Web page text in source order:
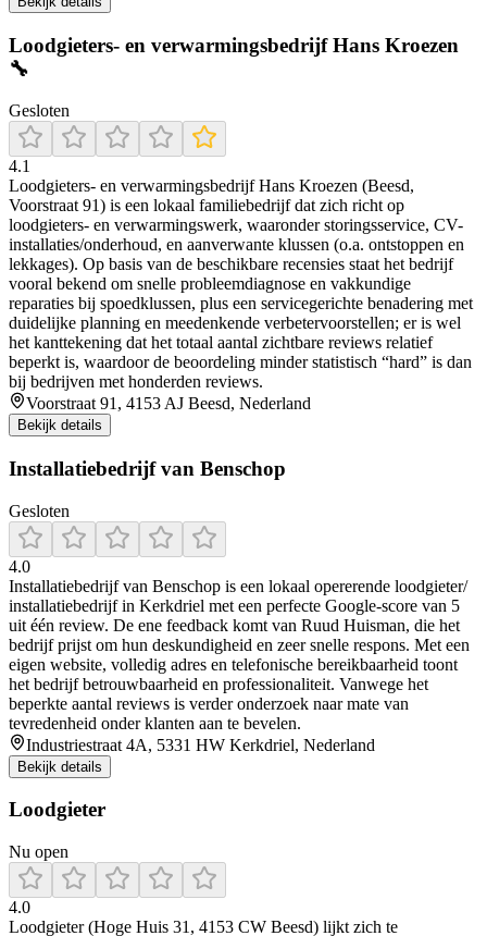
Loodgieters- en verwarmingsbedrijf Hans Kroezen
🔧
Gesloten
4.1
Loodgieters- en verwarmingsbedrijf Hans Kroezen (Beesd,
Voorstraat 91) is een lokaal familiebedrijf dat zich richt op
loodgieters- en verwarmingswerk, waaronder storingsservice, CV-
installaties/onderhoud, en aanverwante klussen (o.a. ontstoppen en
lekkages). Op basis van de beschikbare recensies staat het bedrijf
vooral bekend om snelle probleemdiagnose en vakkundige
reparaties bij spoedklussen, plus een servicegerichte benadering met
duidelijke planning en meedenkende verbetervoorstellen; er is wel
het kanttekening dat het totaal aantal zichtbare reviews relatief
beperkt is, waardoor de beoordeling minder statistisch “hard” is dan
bij bedrijven met honderden reviews.
Voorstraat 91, 4153 AJ Beesd, Nederland
Bekijk details
Installatiebedrijf van Benschop
Gesloten
4.0
Installatiebedrijf van Benschop is een lokaal opererende loodgieter/
installatiebedrijf in Kerkdriel met een perfecte Google-score van 5
uit één review. De ene feedback komt van Ruud Huisman, die het
bedrijf prijst om hun deskundigheid en zeer snelle respons. Met een
eigen website, volledig adres en telefonische bereikbaarheid toont
het bedrijf betrouwbaarheid en professionaliteit. Vanwege het
beperkte aantal reviews is verder onderzoek naar mate van
tevredenheid onder klanten aan te bevelen.
Industriestraat 4A, 5331 HW Kerkdriel, Nederland
Bekijk details
Loodgieter
Nu open
4.0
Loodgieter (Hoge Huis 31, 4153 CW Beesd) lijkt zich te